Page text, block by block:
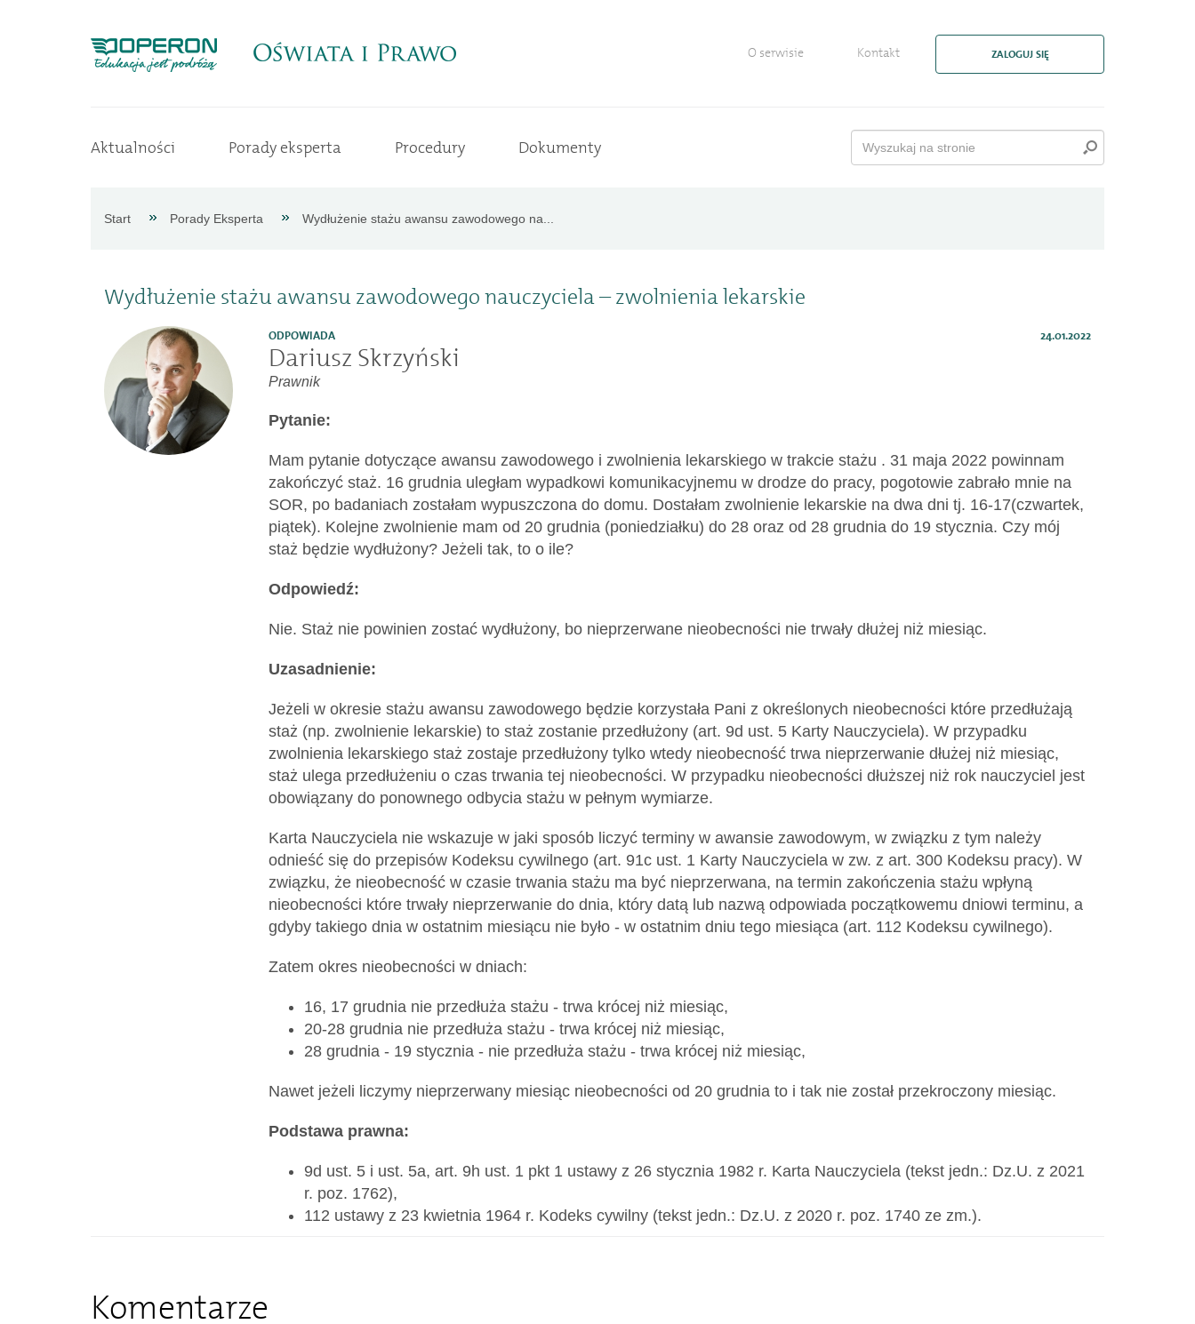
Aktualności
Dokumenty
O serwisie Kontakt ZALOGUJ SIĘ
Aktualności Porady eksperta Procedury Dokumenty
Start Porady Eksperta Wydłużenie stażu awansu zawodowego na...
Wydłużenie stażu awansu zawodowego nauczyciela – zwolnienia lekarskie
ODPOWIADA 24.01.2022
Dariusz Skrzyński
Prawnik
Pytanie:
Mam pytanie dotyczące awansu zawodowego i zwolnienia lekarskiego w trakcie stażu . 31 maja 2022 powinnam
zakończyć staż. 16 grudnia uległam wypadkowi komunikacyjnemu w drodze do pracy, pogotowie zabrało mnie na
SOR, po badaniach zostałam wypuszczona do domu. Dostałam zwolnienie lekarskie na dwa dni tj. 16-17(czwartek,
piątek). Kolejne zwolnienie mam od 20 grudnia (poniedziałku) do 28 oraz od 28 grudnia do 19 stycznia. Czy mój
staż będzie wydłużony? Jeżeli tak, to o ile?
Odpowiedź:
Nie. Staż nie powinien zostać wydłużony, bo nieprzerwane nieobecności nie trwały dłużej niż miesiąc.
Uzasadnienie:
Jeżeli w okresie stażu awansu zawodowego będzie korzystała Pani z określonych nieobecności które przedłużają
staż (np. zwolnienie lekarskie) to staż zostanie przedłużony (art. 9d ust. 5 Karty Nauczyciela). W przypadku
zwolnienia lekarskiego staż zostaje przedłużony tylko wtedy nieobecność trwa nieprzerwanie dłużej niż miesiąc,
staż ulega przedłużeniu o czas trwania tej nieobecności. W przypadku nieobecności dłuższej niż rok nauczyciel jest
obowiązany do ponownego odbycia stażu w pełnym wymiarze.
Karta Nauczyciela nie wskazuje w jaki sposób liczyć terminy w awansie zawodowym, w związku z tym należy
odnieść się do przepisów Kodeksu cywilnego (art. 91c ust. 1 Karty Nauczyciela w zw. z art. 300 Kodeksu pracy). W
związku, że nieobecność w czasie trwania stażu ma być nieprzerwana, na termin zakończenia stażu wpłyną
nieobecności które trwały nieprzerwanie do dnia, który datą lub nazwą odpowiada początkowemu dniowi terminu, a
gdyby takiego dnia w ostatnim miesiącu nie było - w ostatnim dniu tego miesiąca (art. 112 Kodeksu cywilnego).
Zatem okres nieobecności w dniach:
16, 17 grudnia nie przedłuża stażu - trwa krócej niż miesiąc,
20-28 grudnia nie przedłuża stażu - trwa krócej niż miesiąc,
28 grudnia - 19 stycznia - nie przedłuża stażu - trwa krócej niż miesiąc,
Nawet jeżeli liczymy nieprzerwany miesiąc nieobecności od 20 grudnia to i tak nie został przekroczony miesiąc.
Podstawa prawna:
9d ust. 5 i ust. 5a, art. 9h ust. 1 pkt 1 ustawy z 26 stycznia 1982 r. Karta Nauczyciela (tekst jedn.: Dz.U. z 2021
r. poz. 1762),
112 ustawy z 23 kwietnia 1964 r. Kodeks cywilny (tekst jedn.: Dz.U. z 2020 r. poz. 1740 ze zm.).
Komentarze